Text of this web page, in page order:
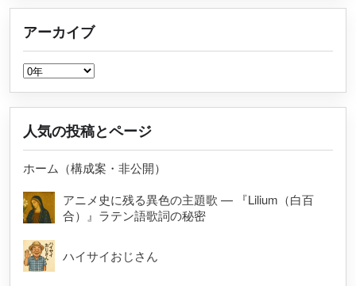
アーカイブ
アーカイブ
人気の投稿とページ
ホーム（構成案・非公開）
アニメ史に残る異色の主題歌 — 『Lilium（白百
合）』ラテン語歌詞の秘密
ハイサイおじさん